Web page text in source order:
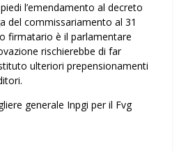
l’emendamento al decreto
del commissariamento al 31
firmatario è il parlamentare
rischierebbe di far
ulteriori prepensionamenti
generale Inpgi per il Fvg